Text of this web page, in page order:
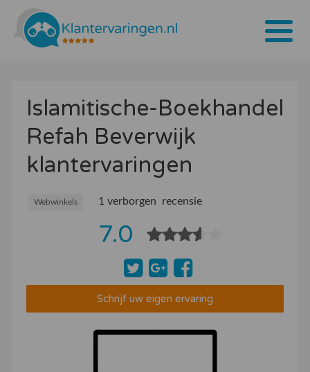
Tarieven
Bedrijven
Over ons
Blogs
Islamitische-Boekhandel
Refah Beverwijk
klantervaringen
Webwinkels 1 verborgen recensie
7.0
Schrijf uw eigen ervaring